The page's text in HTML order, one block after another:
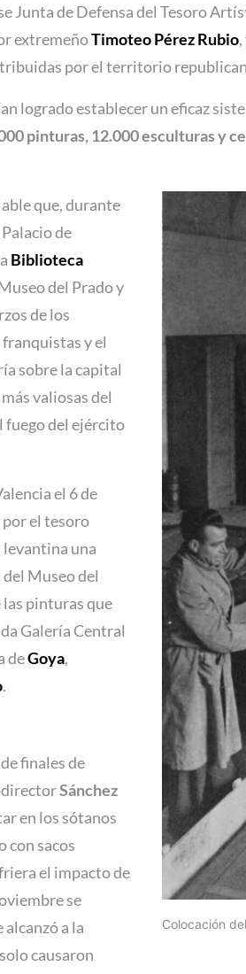
Junta de Defensa del Tesoro
extremeñoTimoteo Pérez Rubio
por el territorio
logrado establecer un eficaz
pinturas, 12.000 esculturas y
Colocación
que, durante
de
Biblioteca
del Prado y
de los
y el
sobre la capital
valiosas del
fuego del ejército
el 6 de
por el tesoro
levantina una
Museo del
las pinturas que
Galería Central
deGoya,
.
finales de
Sánchez
en los sótanos
con sacos
el impacto de
se
a la
causaron